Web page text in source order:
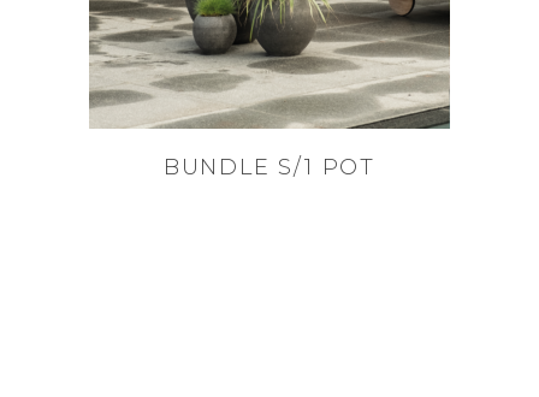
BUNDLE S/1 POT